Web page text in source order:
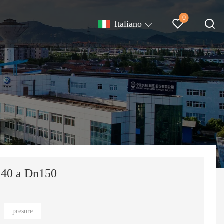
Italiano
0
a Dn150
presure